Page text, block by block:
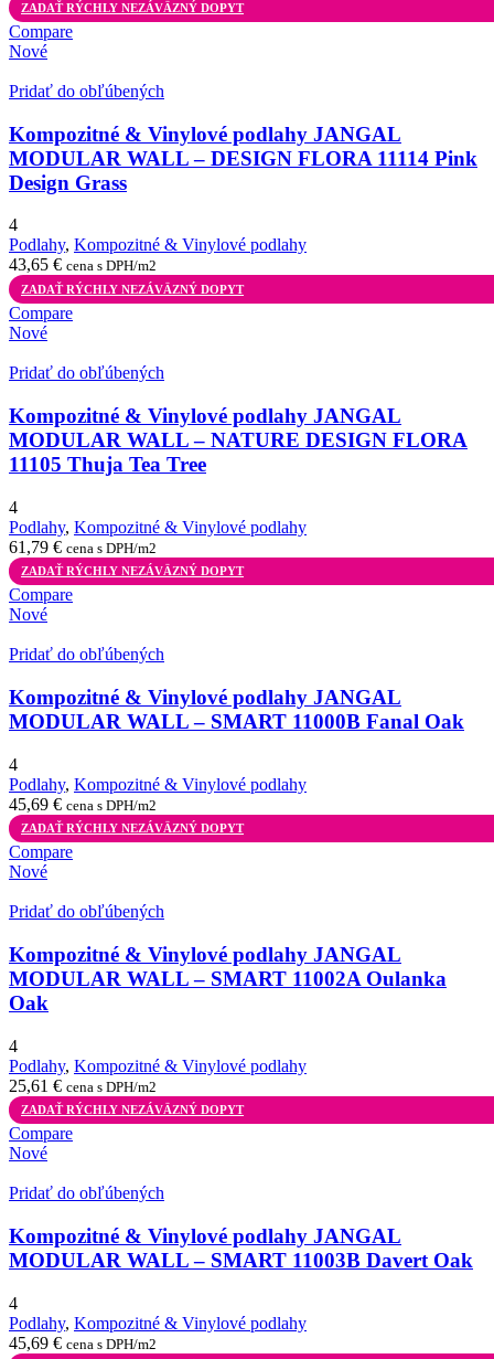
ZADAŤ RÝCHLY NEZÁVÄZNÝ DOPYT
Compare
Nové
Pridať do obľúbených
Kompozitné & Vinylové podlahy JANGAL
MODULAR WALL – DESIGN FLORA 11114 Pink
Design Grass
4
Podlahy, Kompozitné & Vinylové podlahy
43,65 € cena s DPH/m2
ZADAŤ RÝCHLY NEZÁVÄZNÝ DOPYT
Compare
Nové
Pridať do obľúbených
Kompozitné & Vinylové podlahy JANGAL
MODULAR WALL – NATURE DESIGN FLORA
11105 Thuja Tea Tree
4
Podlahy, Kompozitné & Vinylové podlahy
61,79 € cena s DPH/m2
ZADAŤ RÝCHLY NEZÁVÄZNÝ DOPYT
Compare
Nové
Pridať do obľúbených
Kompozitné & Vinylové podlahy JANGAL
MODULAR WALL – SMART 11000B Fanal Oak
4
Podlahy, Kompozitné & Vinylové podlahy
45,69 € cena s DPH/m2
ZADAŤ RÝCHLY NEZÁVÄZNÝ DOPYT
Compare
Nové
Pridať do obľúbených
Kompozitné & Vinylové podlahy JANGAL
MODULAR WALL – SMART 11002A Oulanka
Oak
4
Podlahy, Kompozitné & Vinylové podlahy
25,61 € cena s DPH/m2
ZADAŤ RÝCHLY NEZÁVÄZNÝ DOPYT
Compare
Nové
Pridať do obľúbených
Kompozitné & Vinylové podlahy JANGAL
MODULAR WALL – SMART 11003B Davert Oak
4
Podlahy, Kompozitné & Vinylové podlahy
45,69 € cena s DPH/m2